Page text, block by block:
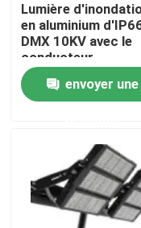
Produits
vidéos
Visite d'usine
Lumière
en aluminium
DMX 10KV avec le
conducteur
d'Inventronics
envoyer une